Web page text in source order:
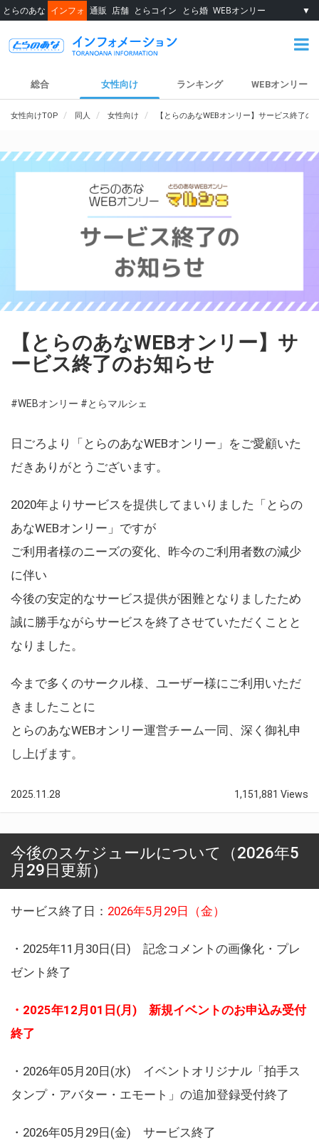
とらのあな インフォ 通販 店舗 とらコイン とら婚 WEBオンリー ▼
総合 女性向け ランキング WEBオンリー
女性向けTOP 同人 女性向け 【とらのあなWEBオンリー】サービス終了の
【とらのあなWEBオンリー】サ
ービス終了のお知らせ
#WEBオンリー #とらマルシェ
日ごろより「とらのあなWEBオンリー」をご愛顧いた
だきありがとうございます。
2020年よりサービスを提供してまいりました「とらの
あなWEBオンリー」ですが
ご利用者様のニーズの変化、昨今のご利用者数の減少
に伴い
今後の安定的なサービス提供が困難となりましたため
誠に勝手ながらサービスを終了させていただくことと
なりました。
今まで多くのサークル様、ユーザー様にご利用いただ
きましたことに
とらのあなWEBオンリー運営チーム一同、深く御礼申
し上げます。
2025.11.28 1,151,881 Views
今後のスケジュールについて（2026年5
月29日更新）
サービス終了日： 2026年5月29日（金）
・2025年11月30日(日) 記念コメントの画像化・プレ
ゼント終了
・2025年12月01日(月) 新規イベントのお申込み受付
終了
・2026年05月20日(水) イベントオリジナル「拍手ス
タンプ・アバター・エモート」の追加登録受付終了
・2026年05月29日(金) サービス終了